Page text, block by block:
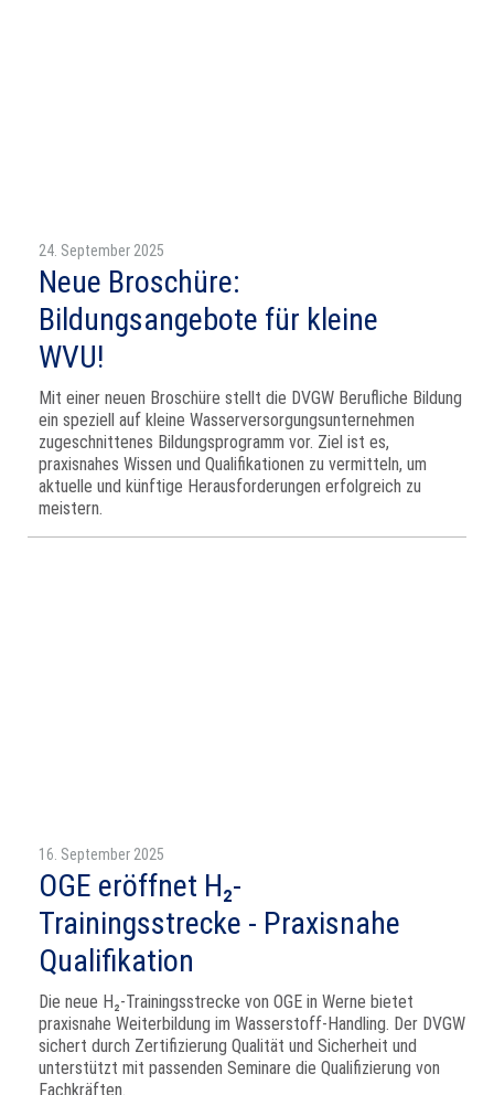
24. September 2025
Neue Broschüre:
Bildungsangebote für kleine
WVU!
Mit einer neuen Broschüre stellt die DVGW Berufliche Bildung
ein speziell auf kleine Wasserversorgungsunternehmen
zugeschnittenes Bildungsprogramm vor. Ziel ist es,
praxisnahes Wissen und Qualifikationen zu vermitteln, um
aktuelle und künftige Herausforderungen erfolgreich zu
meistern.
16. September 2025
OGE eröffnet H₂-
Trainingsstrecke - Praxisnahe
Qualifikation
Die neue H₂-Trainingsstrecke von OGE in Werne bietet
praxisnahe Weiterbildung im Wasserstoff-Handling. Der DVGW
sichert durch Zertifizierung Qualität und Sicherheit und
unterstützt mit passenden Seminare die Qualifizierung von
Fachkräften.